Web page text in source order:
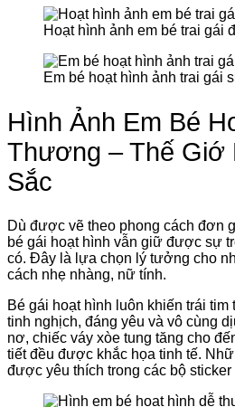
Hoạt hình ảnh em bé trai gái
Em bé hoạt hình ảnh trai gái
Hình Ảnh Em Bé
Thương – Thế Giớ
Sắc
Dù được vẽ theo phong cách đơn
bé gái hoạt hình vẫn giữ được sự
có. Đây là lựa chọn lý tưởng cho
cách nhẹ nhàng, nữ tính.
Bé gái hoạt hình luôn khiến trái
tinh nghịch, đáng yêu và vô cùng
nơ, chiếc váy xòe tung tăng cho
tiết đều được khắc họa tinh tế.
được yêu thích trong các bộ sticker